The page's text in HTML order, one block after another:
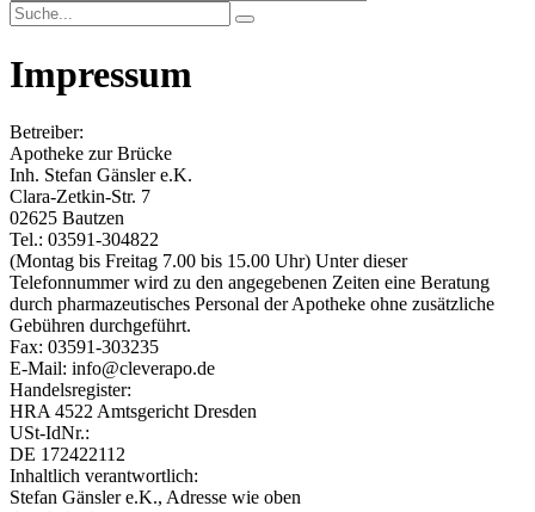
Impressum
Betreiber:
Apotheke zur Brücke
Inh. Stefan Gänsler e.K.
Clara-Zetkin-Str. 7
02625 Bautzen
Tel.: 03591-304822
(Montag bis Freitag 7.00 bis 15.00 Uhr) Unter dieser
Telefonnummer wird zu den angegebenen Zeiten eine Beratung
durch pharmazeutisches Personal der Apotheke ohne zusätzliche
Gebühren durchgeführt.
Fax: 03591-303235
E-Mail: info@cleverapo.de
Handelsregister:
HRA 4522 Amtsgericht Dresden
USt-IdNr.:
DE 172422112
Inhaltlich verantwortlich:
Stefan Gänsler e.K., Adresse wie oben